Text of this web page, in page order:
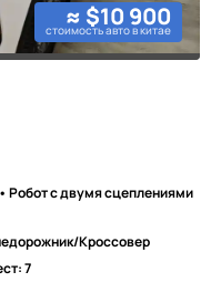
≈ $10 900
стоимость авто в китае
Робот с двумя сцеплениями
Кроссовер
7